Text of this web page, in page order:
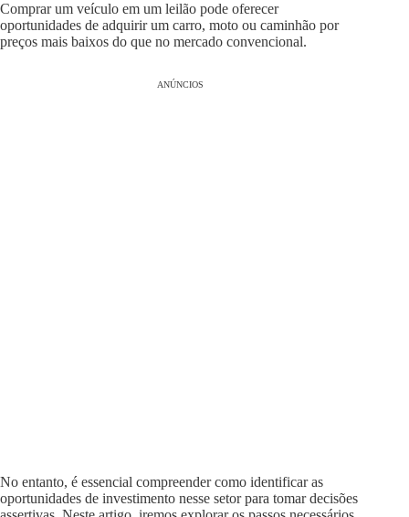
Comprar um veículo em um leilão pode oferecer
oportunidades de adquirir um carro, moto ou caminhão por
preços mais baixos do que no mercado convencional.
ANÚNCIOS
No entanto, é essencial compreender como identificar as
oportunidades de investimento nesse setor para tomar decisões